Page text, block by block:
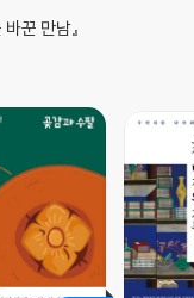
꾼 만남』